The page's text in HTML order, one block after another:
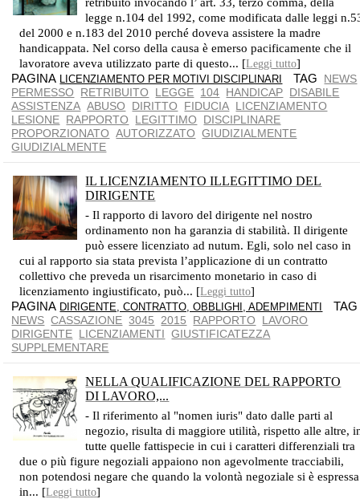
legge n.104 del 1992, come modificata dalle leggi
del 2000 e n.183 del 2010 perché doveva assistere la madre
handicappata. Nel corso della causa è emerso pacificamente che il
lavoratore aveva utilizzato parte di questo... [Leggi tutto]
PAGINA LICENZIAMENTO PER MOTIVI DISCIPLINARI TAG NEWS
PERMESSO
RETRIBUITO LEGGE 104 HANDICAP DISABILE
ASSISTENZA ABUSO DIRITTO FIDUCIA LICENZIAMENTO
LESIONE RAPPORTO LEGITTIMO
DISCIPLINARE
PROPORZIONATO AUTORIZZATO GIUDIZIALMENTE
GIUDIZIALMENTE
IL LICENZIAMENTO ILLEGITTIMO DEL
DIRIGENTE
- Il rapporto di lavoro del dirigente nel nostro
ordinamento non ha garanzia di stabilità. Il dirigente
può essere licenziato ad nutum. Egli, solo nel caso in
cui al rapporto sia stata prevista l’applicazione di un contratto
collettivo che preveda un risarcimento monetario in caso di
licenziamento ingiustificato, può... [Leggi tutto]
PAGINA DIRIGENTE, CONTRATTO, OBBLIGHI, ADEMPIMENTI
NEWS CASSAZIONE 3045 2015 RAPPORTO
LAVORO
DIRIGENTE LICENZIAMENTI GIUSTIFICATEZZA
SUPPLEMENTARE
NELLA QUALIFICAZIONE DEL RAPPORTO
DI LAVORO,...
- Il riferimento al "nomen iuris" dato dalle parti al
negozio, risulta di maggiore utilità, rispetto alle altre,
tutte quelle fattispecie in cui i caratteri differenziali tra
due o più figure negoziali appaiono non agevolmente tracciabili,
non potendosi negare che quando la volontà negoziale si è espressa
in... [Leggi tutto]